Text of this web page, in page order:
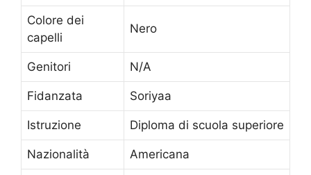
Colore dei
capelli
Nero
Genitori N/A
Fidanzata Soriyaa
Istruzione Diploma di scuola superiore
Nazionalità Americana